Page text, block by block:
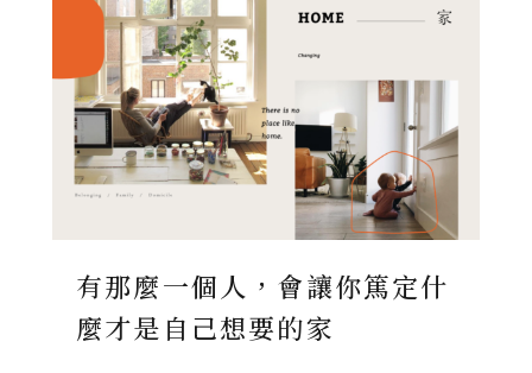
有那麼一個人，會讓你篤定什
麼才是自己想要的家